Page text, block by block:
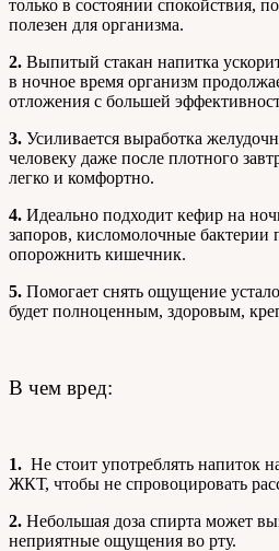
только в состоянии спокойствия,
полезен для организма.
2. Выпитый стакан напитка
в ночное время организм
отложения с большей
3. Усиливается выработка
человеку даже после плотного
легко и комфортно.
4. Идеально подходит кефир на
запоров, кисломолочные бактерии
опорожнить кишечник.
5. Помогает снять ощущение
будет полноценным, здоровым,
В чем вред:
1. Не стоит употреблять напиток
ЖКТ, чтобы не спровоцировать
2. Небольшая доза спирта может
неприятные ощущения во рту.